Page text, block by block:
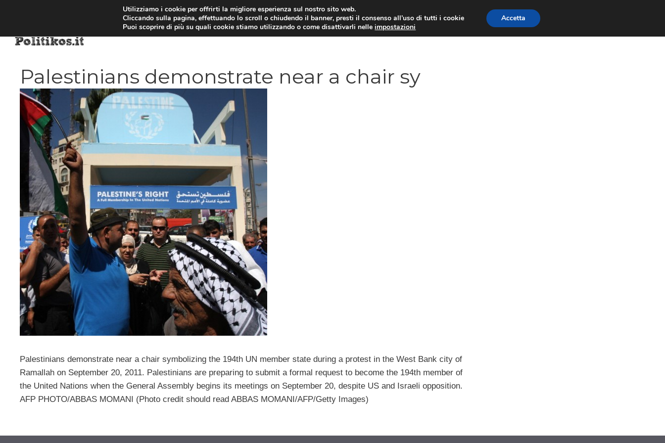
AMMINISTRAZIONE PUBBLICA ECONOMIA EUROPEA ECONOMIA ITALIANA
Palestinians demonstrate near a chair sy
Palestinians demonstrate near a chair symbolizing the 194th UN member state during a protest in the West Bank city of
Ramallah on September 20, 2011. Palestinians are preparing to submit a formal request to become the 194th member of
the United Nations when the General Assembly begins its meetings on September 20, despite US and Israeli opposition.
AFP PHOTO/ABBAS MOMANI (Photo credit should read ABBAS MOMANI/AFP/Getty Images)
Utilizziamo i cookie per offrirti la migliore esperienza sul nostro sito web.
Cliccando sulla pagina, effettuando lo scroll o chiudendo il banner, presti il consenso all’uso di tutti i cookie
Puoi scoprire di più su quali cookie stiamo utilizzando o come disattivarli nelleimpostazioni
Accetta